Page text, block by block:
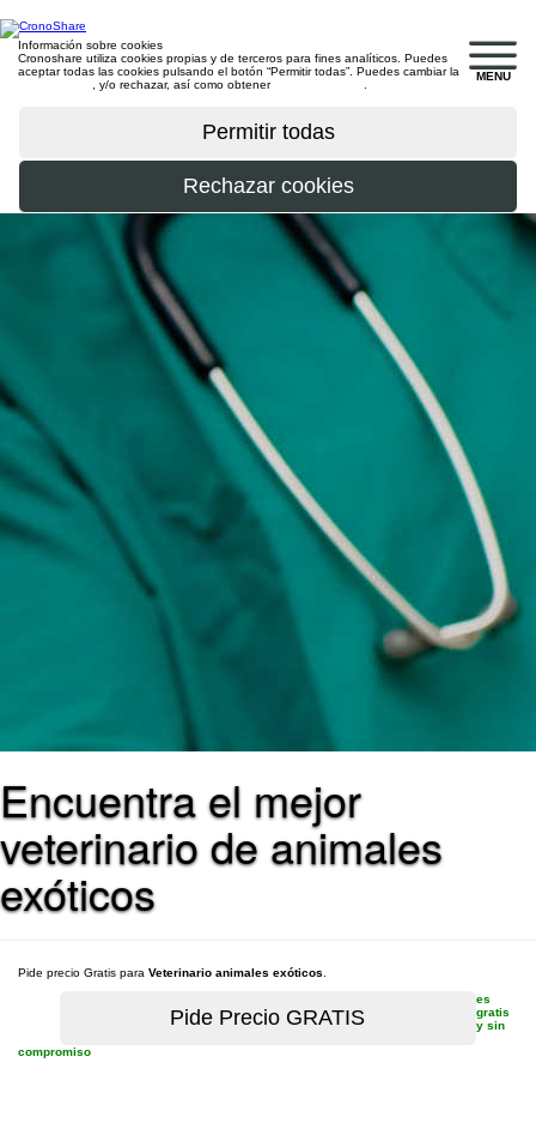
MENU
Información sobre cookies
Cronoshare utiliza cookies propias y de terceros para fines analíticos. Puedes
aceptar todas las cookies pulsando el botón “Permitir todas”. Puedes cambiar la
, y/o rechazar, así como obtener
Encuentra el mejor
veterinario de animales
exóticos
Pide precio Gratis para Veterinario animales exóticos
es
gratis
y sin
compromiso